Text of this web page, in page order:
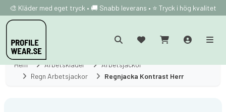
🎨 Kläder med eget tryck • 🚚 Snabb leverans • ⭐ Tryck i hög kvalitet
Hem Arbetskläder
Arbetsjackor
Regn Arbetsjackor
Regnjacka Kontrast Herr